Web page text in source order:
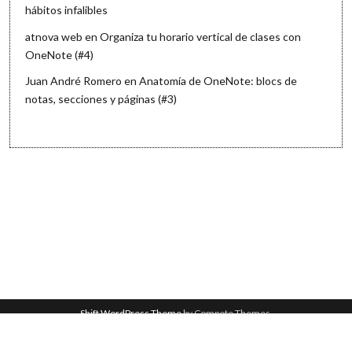
hábitos infalibles
atnova web enOrganiza tu horario vertical de clases con
OneNote (#4)
Juan André Romero enAnatomía de OneNote: blocs de
notas, secciones y páginas (#3)
Shift WordPress Themeby Compete Themes.